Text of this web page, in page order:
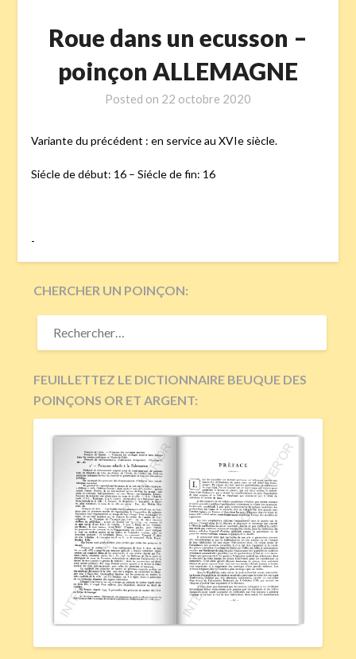
Roue dans un ecusson –
poinçon ALLEMAGNE
Posted on 22 octobre 2020
Variante du précédent : en service au XVIe siècle.
Siécle de début: 16 – Siécle de fin: 16
-
CHERCHER UN POINÇON:
RECHERCHER :
FEUILLETTEZ LE DICTIONNAIRE BEUQUE DES
POINÇONS OR ET ARGENT: